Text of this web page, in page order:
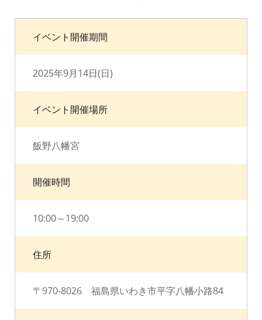
イベント開催期間
2025年9月14日(日)
イベント開催場所
飯野八幡宮
開催時間
10:00～19:00
住所
〒970-8026 福島県いわき市平字八幡小路84